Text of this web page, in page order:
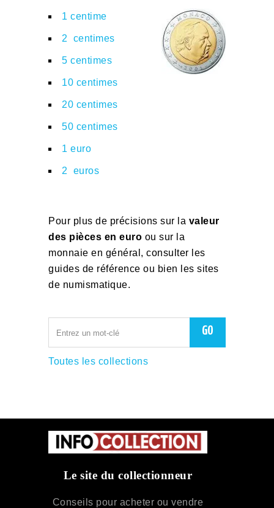
1 centime
2 centimes
5 centimes
10 centimes
20 centimes
50 centimes
1 euro
2 euros
Pour plus de précisions sur la valeur
des pièces en euro ou sur la
monnaie en général, consulter les
guides de référence ou bien les sites
de numismatique.
Toutes les collections
Le site du collectionneur
Conseils pour acheter ou vendre